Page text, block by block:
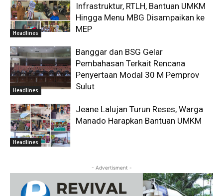
Headlines
Infrastruktur, RTLH, Bantuan UMKM
Hingga Menu MBG Disampaikan ke
MEP
Headlines
Banggar dan BSG Gelar
Pembahasan Terkait Rencana
Penyertaan Modal 30 M Pemprov
Sulut
Headlines
Jeane Lalujan Turun Reses, Warga
Manado Harapkan Bantuan UMKM
- Advertisment -